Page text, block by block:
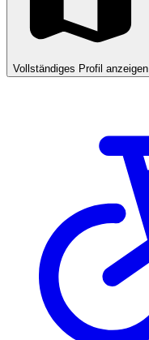
Vollständiges Profil anzeigen